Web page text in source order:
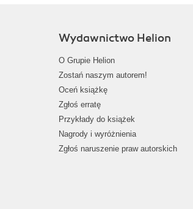
Wydawnictwo Helion
O Grupie Helion
Zostań naszym autorem!
Oceń książkę
Zgłoś erratę
Przykłady do książek
Nagrody i wyróżnienia
Zgłoś naruszenie praw autorskich